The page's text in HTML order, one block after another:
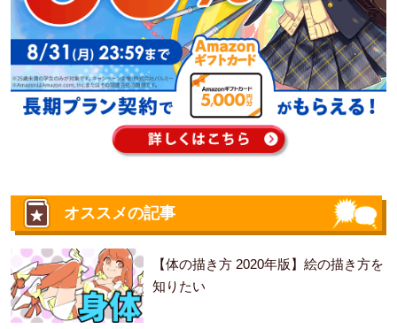
オススメの記事
【体の描き方 2020年版】絵の描き方を
知りたい